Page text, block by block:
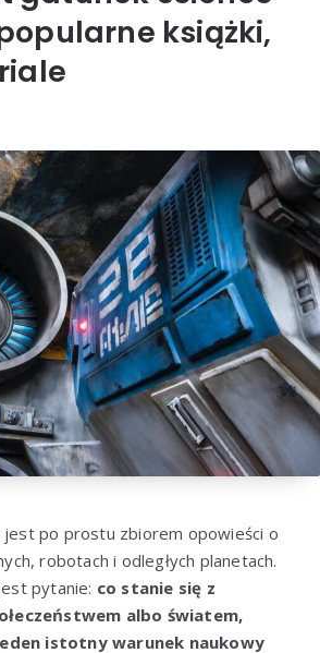
książki,
jest po prostu zbiorem opowieści o
robotach i odległych planetach.
pytanie: co stanie się z
albo światem,
istotny warunek naukowy